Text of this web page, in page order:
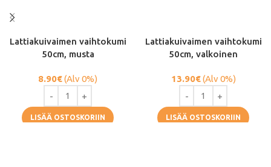
Lattiakuivaimen vaihtokumi
50cm, musta
8.90€(Alv 0%)
LISÄÄ OSTOSKORIIN
Lattiakuivaimen vaihtokumi
50cm, valkoinen
13.90€(Alv 0%)
LISÄÄ OSTOSKORIIN